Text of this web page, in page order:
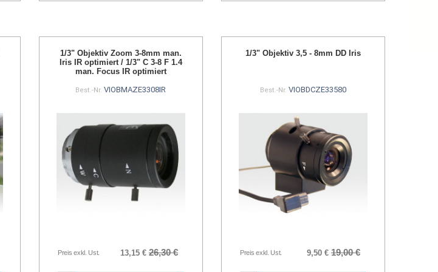
1/3" Objektiv Zoom 3-8mm man.
Iris IR optimiert / 1/3" C 3-8 F 1.4
man. Focus IR optimiert
Best.-Nr.VIOBMAZE3308IR
Preis exkl. Ust. 13,15 € 26,30 €
1/3" Objektiv 3,5 - 8mm DD Iris
Best.-Nr. VIOBDCZE33580
Preis exkl. Ust. 9,50 € 19,00 €